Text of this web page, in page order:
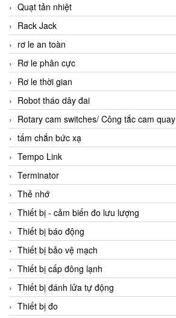
Quạt tản nhiệt
Rack Jack
rơ le an toàn
Rơ le phân cực
Rơ le thời gian
Robot tháo dây đai
Rotary cam switches/ Công tắc cam quay
tấm chắn bức xạ
Tempo Link
Terminator
Thẻ nhớ
Thiết bị - cảm biến đo lưu lượng
Thiết bị báo động
Thiết bị bảo vệ mạch
Thiết bị cấp đông lạnh
Thiết bị đánh lửa tự động
Thiết bị đo